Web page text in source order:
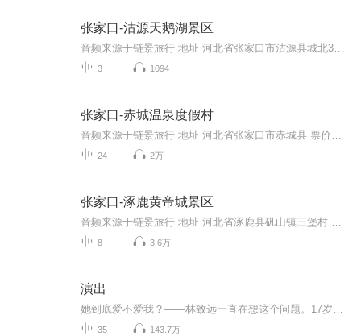
张家口-沽源天鹅湖景区
3 1094
张家口-赤城温泉度假村
24 2万
张家口-涿鹿黄帝城景区
8 3.6万
演出
35 143.7万